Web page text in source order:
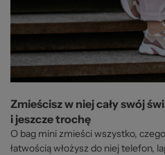
Zmieścisz w niej cały swój
i jeszcze trochę
O bag mini zmieści wszystko,
łatwością włożysz do niej telefon,